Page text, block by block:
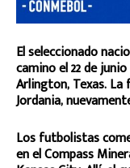
El seleccionado
camino el 22 de
Arlington, Texas.
Jordania,
Los futbolistas
en el Compass